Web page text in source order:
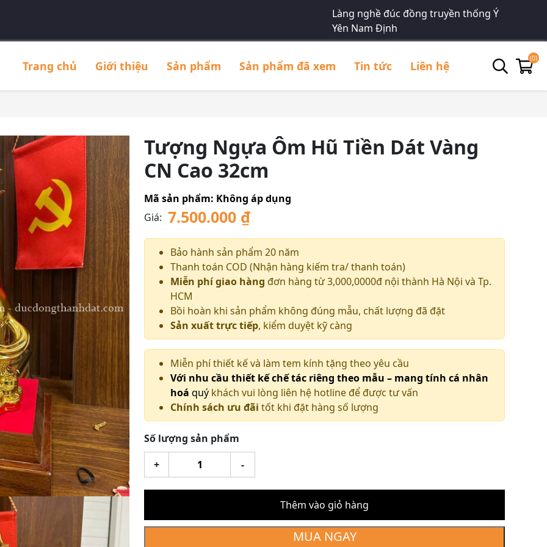
Làng nghề đúc đồng truyền thống Ý
Yên Nam Định
Trang chủ Giới thiệu Sản phẩm Sản phẩm đã xem Tin tức Liên hệ
(0)
Tượng Ngựa Ôm Hũ Tiền Dát Vàng
CN Cao 32cm
Mã sản phẩm: Không áp dụng
Giá: 7.500.000 ₫
Bảo hành sản phẩm 20 năm
Thanh toán COD (Nhận hàng kiếm tra/ thanh toán)
Miễn phí giao hàng đơn hàng từ 3,000,0000đ nội thành Hà Nội và Tp.
HCM
Bồi hoàn khi sản phẩm không đúng mẫu, chất lượng đã đặt
Sản xuất trực tiếp, kiểm duyệt kỹ càng
Miễn phí thiết kế và làm tem kính tặng theo yêu cầu
Với nhu cầu thiết kế chế tác riêng theo mẫu – mang tính cá nhân
hoá quý khách vui lòng liên hệ hotline để được tư vấn
Chính sách ưu đãi tốt khi đặt hàng số lượng
Số lượng sản phẩm
-
Tượng
Ngựa
Ôm
Tiền
+
Thêm vào giỏ hàng
MUA NGAY